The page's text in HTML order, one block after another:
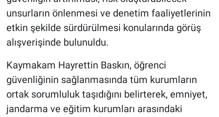
unsurların önlenmesi ve denetim faaliyetlerinin
etkin şekilde sürdürülmesi konularında görüş
alışverişinde bulunuldu.
Kaymakam Hayrettin Baskın, öğrenci
güvenliğinin sağlanmasında tüm kurumların
ortak sorumluluk taşıdığını belirterek, emniyet,
jandarma ve eğitim kurumları arasındaki